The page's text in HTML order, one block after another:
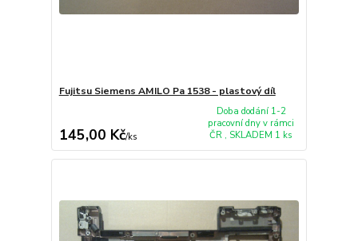
Fujitsu Siemens AMILO Pa 1538 - plastový díl
145,00 Kč/ks
Doba dodání 1-2
pracovní dny v rámci
ČR , SKLADEM 1 ks